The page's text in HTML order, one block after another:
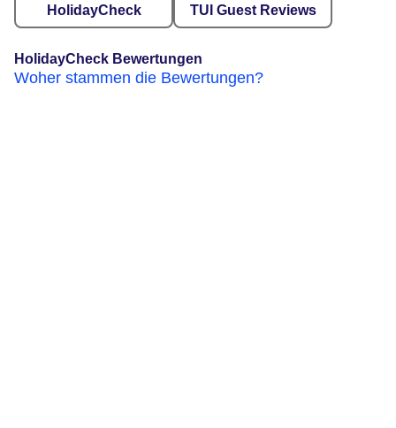
HolidayCheck TUI Guest Reviews
HolidayCheck Bewertungen
Woher stammen die Bewertungen?